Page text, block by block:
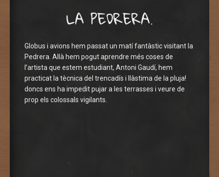
LA PEDRERA.
Globus i avions hem passat un matí fantàstic visitant la
Pedrera. Allà hem pogut aprendre més coses de
l’artista que estem estudiant, Antoni Gaudí, hem
practicat la tècnica del trencadís i llàstima de la pluja!
doncs ens ha impedit pujar a les terrasses i veure de
prop els colossals vigilants.